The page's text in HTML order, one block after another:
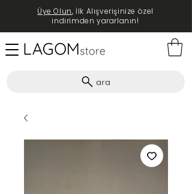
ara
Üye Olun, İlk Alışverişinize özel
indirimden yararlanın!